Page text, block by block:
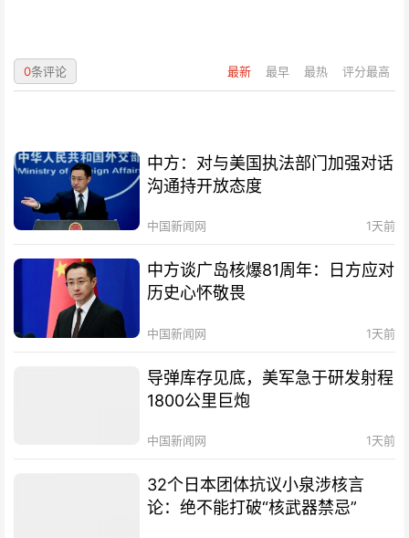
最新 最早 最热 评分最高
0条评论
中方：对与美国执法部门加强对话
沟通持开放态度
中国新闻网 1天前
中方谈广岛核爆81周年：日方应对
历史心怀敬畏
中国新闻网 1天前
导弹库存见底，美军急于研发射程
1800公里巨炮
中国新闻网 1天前
32个日本团体抗议小泉涉核言
论：绝不能打破“核武器禁忌”